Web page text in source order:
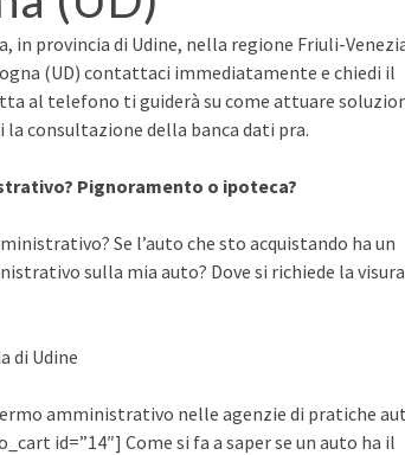
in provincia di Udine, nella regione Friuli-
(UD) contattaci immediatamente e chiedi il
al telefono ti guiderà su come attuare
consultazione della banca dati pra.
Pignoramento o ipoteca?
Se l’auto che sto acquistando ha un
sulla mia auto? Dove si richiede la visura
di Udine
amministrativo nelle agenzie di pratiche
id=”14″] Come si fa a saper se un auto ha il